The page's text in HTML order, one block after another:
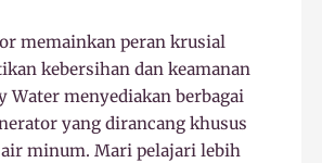
memainkan peran krusial
kebersihan dan keamanan
Water menyediakan berbagai
yang dirancang khusus
minum. Mari pelajari lebih